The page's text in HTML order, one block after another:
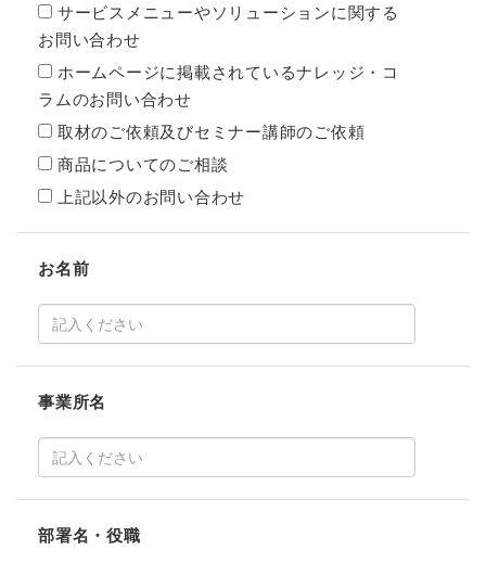
サービスメニューやソリューションに関する
お問い合わせ
ホームページに掲載されているナレッジ・コ
ラムのお問い合わせ
取材のご依頼及びセミナー講師のご依頼
商品についてのご相談
上記以外のお問い合わせ
お名前
事業所名
部署名・役職